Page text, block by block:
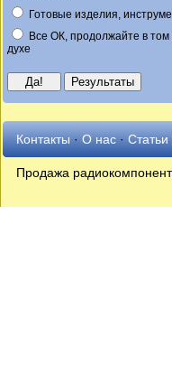
Готовые изделия,
Все ОК, продолжайте в том
духе
Контакты·О нас·Статьи
Продажа